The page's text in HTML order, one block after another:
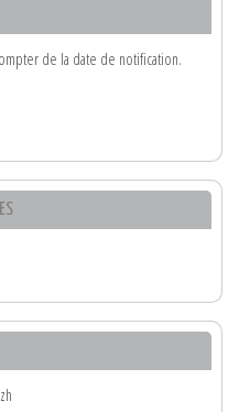
de la date de notification.